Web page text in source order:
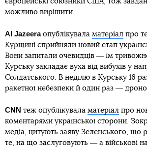
можливо вирішити.
Al Jazeeraопублікувала матеріал про
Курщині сприйняли новий етап
Вони запитали очевидців ― їм
Курську закладає вуха від вибухів у
Солдатського. В неділю в Курську 16
ракетної небезпеки й один раз ―
СNN теж опублікувала матеріал про
коментарями української сторони.
медіа, цитують заяву Зеленського, що
те, на що заслуговують ― а військові